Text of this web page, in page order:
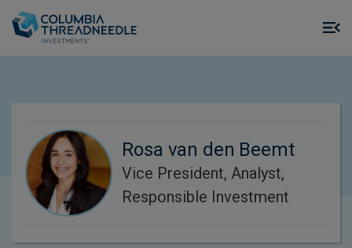
Rosa van den Beemt
Vice President, Analyst,
Responsible Investment